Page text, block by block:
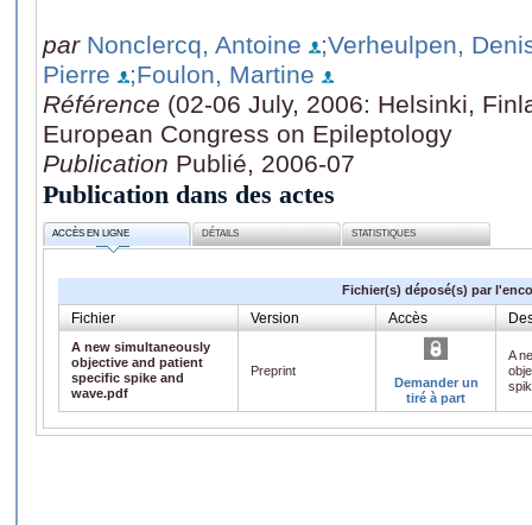
par Nonclercq, Antoine
;Verheulpen,
Pierre
;Foulon, Martine
Référence (02-06 July, 2006: Helsinki,
European Congress on Epileptology
Publication Publié, 2006-07
Publication dans des actes
ACCÈS EN LIGNE DÉTAILS STATISTIQUES
Fichier(s) déposé(s) par
Fichier Version Accès
A new simultaneously
objective and patient
specific spike and
wave.pdf
Preprint
Demander un
tiré à part
A